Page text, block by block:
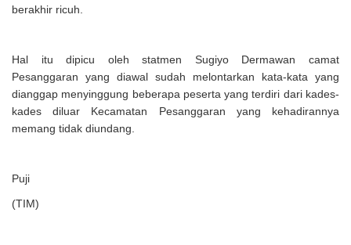
berakhir ricuh.
Hal itu dipicu oleh statmen Sugiyo Dermawan camat
Pesanggaran yang diawal sudah melontarkan kata-kata yang
dianggap menyinggung beberapa peserta yang terdiri dari kades-
kades diluar Kecamatan Pesanggaran yang kehadirannya
memang tidak diundang.
Puji
(TIM)